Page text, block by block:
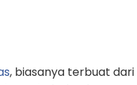
, biasanya terbuat dari